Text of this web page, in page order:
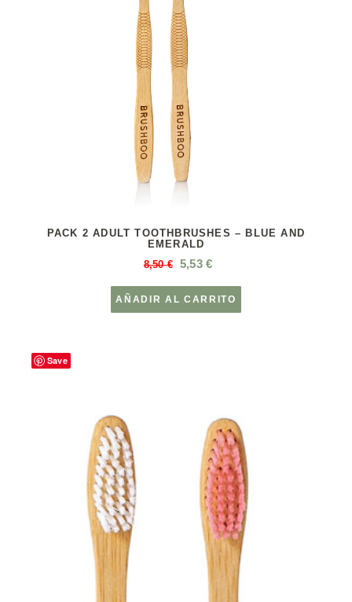
PACK 2 ADULT TOOTHBRUSHES – BLUE AND
EMERALD
8,50€ 5,53€
AÑADIR AL CARRITO
Save